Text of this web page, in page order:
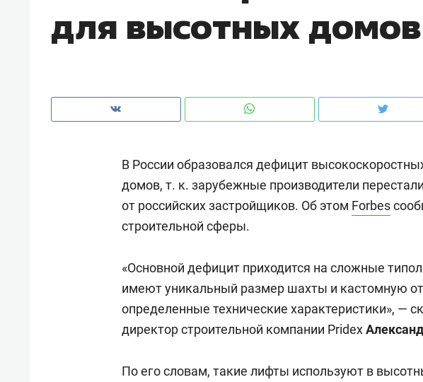
для высотных домов
В России образовался дефицит
домов, т. к. зарубежные производители
от российских застройщиков. Об этом Forbes
строительной сферы.
«Основной дефицит приходится на сложные
имеют уникальный размер шахты и кастомную
определенные технические характеристики», —
директор строительной компании Pridex
По его словам, такие лифты используют в
налогах и
«В банкротствах сегодня
ищут не активы, а людей,
которые ими управляли. Они
отвечают личным
имуществом!»
Опыт выживания в дикой
природе, работа
с ментальным и
состоянием как основа